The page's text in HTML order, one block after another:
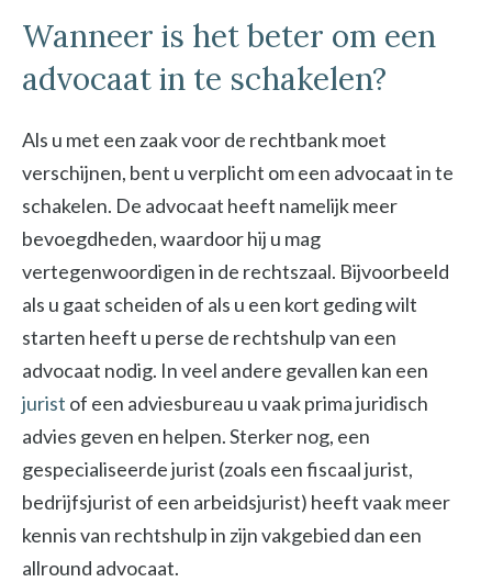
Wanneer is het beter om een
advocaat in te schakelen?
Als u met een zaak voor de rechtbank moet
verschijnen, bent u verplicht om een advocaat in te
schakelen. De advocaat heeft namelijk meer
bevoegdheden, waardoor hij u mag
vertegenwoordigen in de rechtszaal. Bijvoorbeeld
als u gaat scheiden of als u een kort geding wilt
starten heeft u perse de rechtshulp van een
advocaat nodig. In veel andere gevallen kan een
jurist of een adviesbureau u vaak prima juridisch
advies geven en helpen. Sterker nog, een
gespecialiseerde jurist (zoals een fiscaal jurist,
bedrijfsjurist of een arbeidsjurist) heeft vaak meer
kennis van rechtshulp in zijn vakgebied dan een
allround advocaat.